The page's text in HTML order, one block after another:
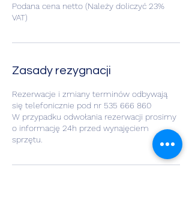
Podana cena netto (Należy doliczyć 23%
VAT)
Zasady rezygnacji
Rezerwacje i zmiany terminów odbywają
się telefonicznie pod nr 535 666 860
W przypadku odwołania rezerwacji prosimy
o informację 24h przed wynajęciem
sprzętu.